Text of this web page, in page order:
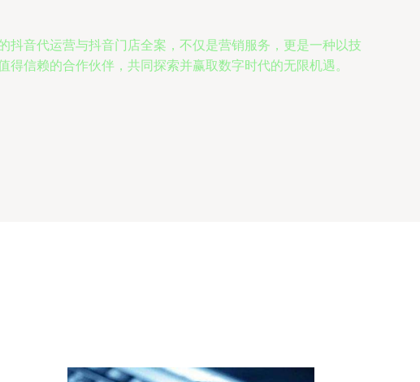
音代运营与抖音门店全案，不仅是营销服务，更是一种以技
信赖的合作伙伴，共同探索并赢取数字时代的无限机遇。